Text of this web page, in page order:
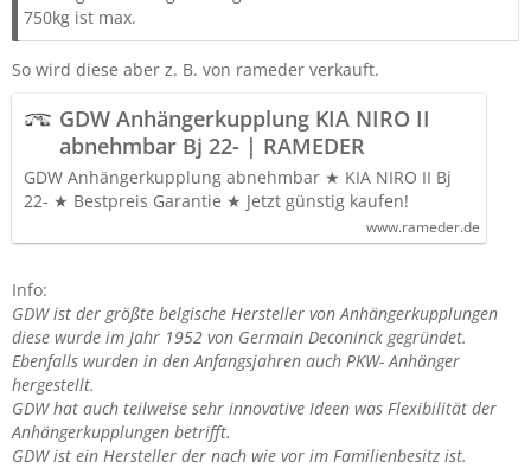
750kg ist max.
So wird diese aber z. B. von rameder verkauft.
GDW Anhängerkupplung KIA NIRO II
abnehmbar Bj 22- | RAMEDER
GDW Anhängerkupplung abnehmbar ★ KIA NIRO II Bj
22- ★ Bestpreis Garantie ★ Jetzt günstig kaufen!
www.rameder.de
Info:
GDW ist der größte belgische Hersteller von Anhängerkupplungen
diese wurde im Jahr 1952 von Germain Deconinck gegründet.
Ebenfalls wurden in den Anfangsjahren auch PKW- Anhänger
hergestellt.
GDW hat auch teilweise sehr innovative Ideen was Flexibilität der
Anhängerkupplungen betrifft.
GDW ist ein Hersteller der nach wie vor im Familienbesitz ist.